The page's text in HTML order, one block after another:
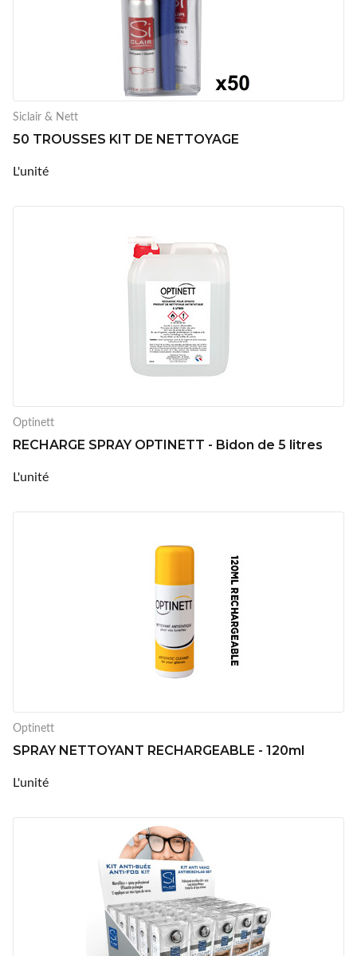
Siclair & Nett
50 TROUSSES KIT DE NETTOYAGE
L'unité
Optinett
RECHARGE SPRAY OPTINETT - Bidon de 5 litres
L'unité
Optinett
SPRAY NETTOYANT RECHARGEABLE - 120ml
L'unité